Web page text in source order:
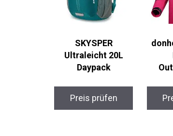
SKYSPER
Ultraleicht 20L
Daypack
Preis prüfen